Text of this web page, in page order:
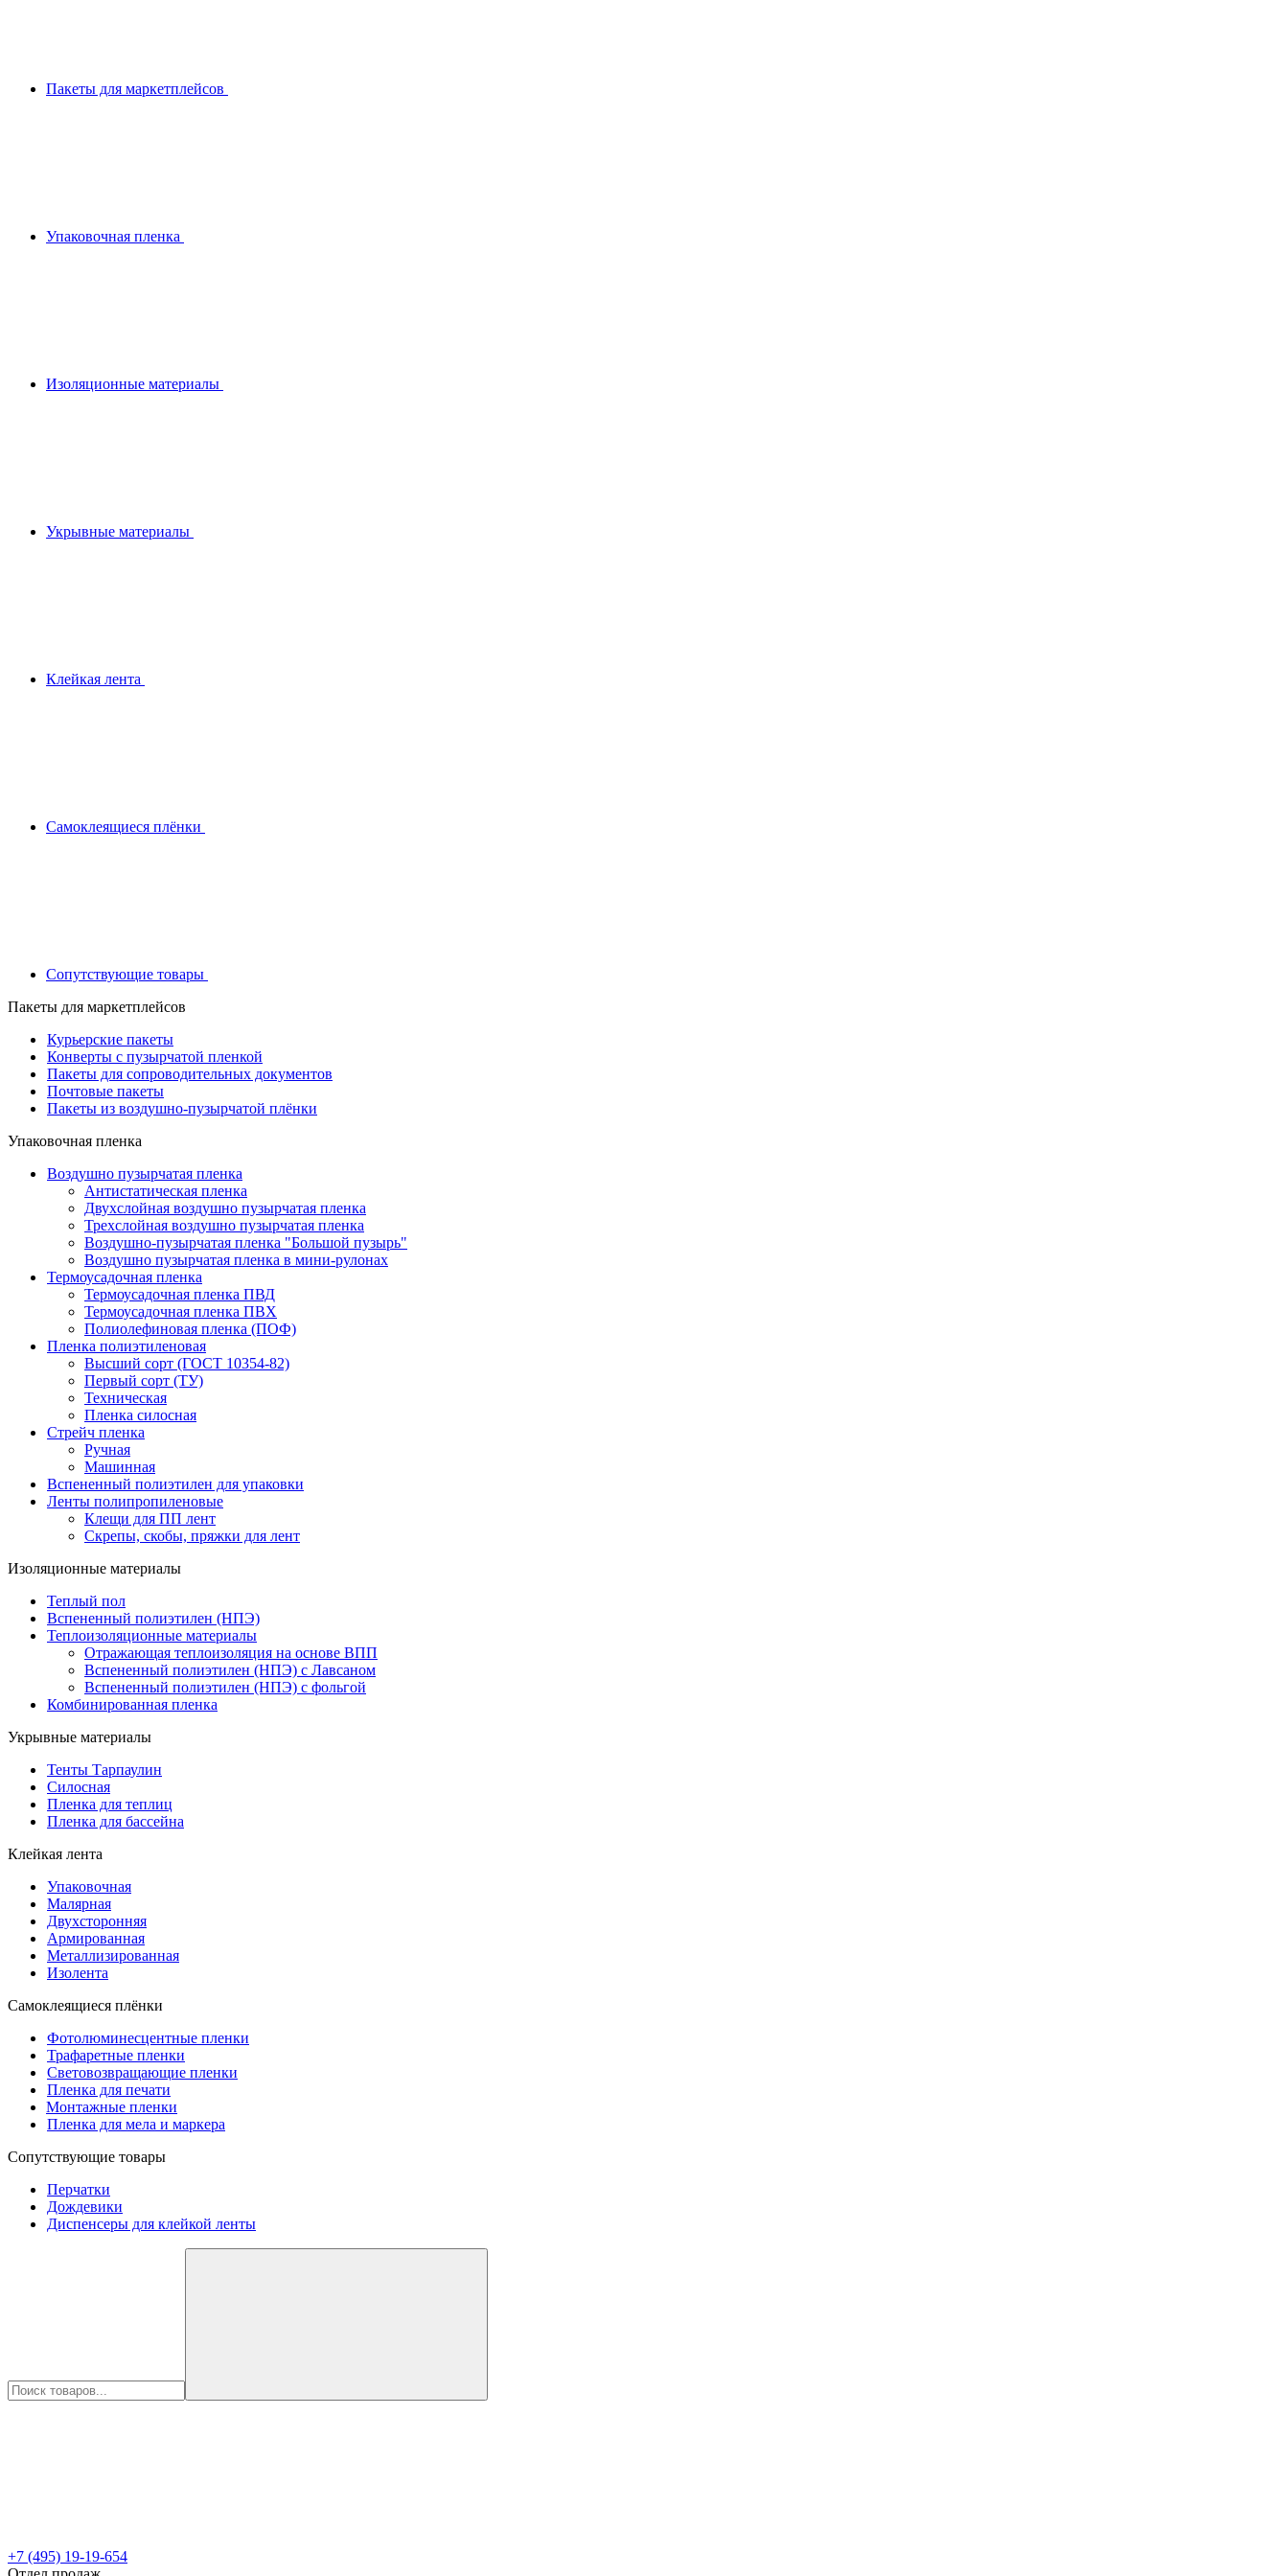
Пакеты для маркетплейсов
Упаковочная пленка
Изоляционные материалы
Укрывные материалы
Клейкая лента
Самоклеящиеся плёнки
Сопутствующие товары
Пакеты для маркетплейсов
Курьерские пакеты
Конверты с пузырчатой пленкой
Пакеты для сопроводительных документов
Почтовые пакеты
Пакеты из воздушно-пузырчатой плёнки
Упаковочная пленка
Воздушно пузырчатая пленка
Антистатическая пленка
Двухслойная воздушно пузырчатая пленка
Трехслойная воздушно пузырчатая пленка
Воздушно-пузырчатая пленка "Большой пузырь"
Воздушно пузырчатая пленка в мини-рулонах
Термоусадочная пленка
Термоусадочная пленка ПВД
Термоусадочная пленка ПВХ
Полиолефиновая пленка (ПОФ)
Пленка полиэтиленовая
Высший сорт (ГОСТ 10354-82)
Первый сорт (ТУ)
Техническая
Пленка силосная
Стрейч пленка
Ручная
Машинная
Вспененный полиэтилен для упаковки
Ленты полипропиленовые
Клещи для ПП лент
Скрепы, скобы, пряжки для лент
Изоляционные материалы
Теплый пол
Вспененный полиэтилен (НПЭ)
Теплоизоляционные материалы
Отражающая теплоизоляция на основе ВПП
Вспененный полиэтилен (НПЭ) с Лавсаном
Вспененный полиэтилен (НПЭ) с фольгой
Комбинированная пленка
Укрывные материалы
Тенты Тарпаулин
Силосная
Пленка для теплиц
Пленка для бассейна
Клейкая лента
Упаковочная
Малярная
Двухсторонняя
Армированная
Металлизированная
Изолента
Самоклеящиеся плёнки
Фотолюминесцентные пленки
Трафаретные пленки
Световозвращающие пленки
Пленка для печати
Монтажные пленки
Пленка для мела и маркера
Сопутствующие товары
Перчатки
Дождевики
Диспенсеры для клейкой ленты
+7 (495) 19-19-654